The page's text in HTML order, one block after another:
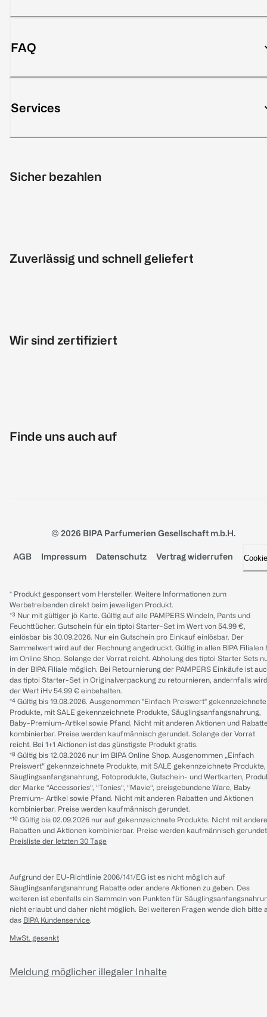
FAQ
Services
Sicher bezahlen
Zuverlässig und schnell geliefert
Wir sind zertifiziert
Finde uns auch auf
© 2026 BIPA Parfumerien Gesellschaft m.b.H.
AGB Impressum Datenschutz Vertrag widerrufen
* Produkt gesponsert vom Hersteller. Weitere Informationen zum
Werbetreibenden direkt beim jeweiligen Produkt.
*³ Nur mit gültiger jö Karte. Gültig auf alle PAMPERS Windeln, Pants und
Feuchttücher. Gutschein für ein tiptoi Starter-Set im Wert von 54.99 €,
einlösbar bis 30.09.2026. Nur ein Gutschein pro Einkauf einlösbar. Der
Sammelwert wird auf der Rechnung angedruckt. Gültig in allen BIPA Filialen
im Online Shop. Solange der Vorrat reicht. Abholung des tiptoi Starter Sets
in der BIPA Filiale möglich. Bei Retournierung der PAMPERS Einkäufe ist
das tiptoi Starter-Set in Originalverpackung zu retournieren, andernfalls wird
der Wert iHv 54.99 € einbehalten.
*⁴ Gültig bis 19.08.2026. Ausgenommen "Einfach Preiswert" gekennzeichnete
Produkte, mit SALE gekennzeichnete Produkte, Säuglingsanfangsnahrung,
Baby-Premium-Artikel sowie Pfand. Nicht mit anderen Aktionen und
kombinierbar. Preise werden kaufmännisch gerundet. Solange der Vorrat
reicht. Bei 1+1 Aktionen ist das günstigste Produkt gratis.
*⁸ Gültig bis 12.08.2026 nur im BIPA Online Shop. Ausgenommen „Einfach
Preiswert“ gekennzeichnete Produkte, mit SALE gekennzeichnete Produkte,
Säuglingsanfangsnahrung, Fotoprodukte, Gutschein- und Wertkarten,
der Marke “Accessories“, “Tonies“, “Mavie“, preisgebundene Ware, Baby
Premium- Artikel sowie Pfand. Nicht mit anderen Rabatten und Aktionen
kombinierbar. Preise werden kaufmännisch gerundet.
*¹⁰ Gültig bis 02.09.2026 nur auf gekennzeichnete Produkte. Nicht mit
Rabatten und Aktionen kombinierbar. Preise werden kaufmännisch
Preisliste der letzten 30 Tage
Aufgrund der EU-Richtlinie 2006/141/EG ist es nicht möglich auf
Säuglingsanfangsnahrung Rabatte oder andere Aktionen zu geben. Des
weiteren ist ebenfalls ein Sammeln von Punkten für
nicht erlaubt und daher nicht möglich. Bei weiteren Fragen wende dich bitte
das BIPA Kundenservice.
MwSt. gesenkt
Meldung möglicher illegaler Inhalte